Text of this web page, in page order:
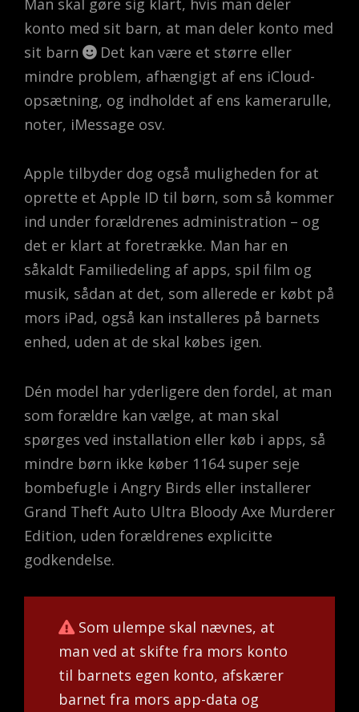
konto med sit barn, at man deler konto med
sit barn
Det kan være et større eller
mindre problem, afhængigt af ens iCloud-
opsætning, og indholdet af ens kamerarulle,
noter, iMessage osv.
Apple tilbyder dog også muligheden for at
oprette et Apple ID til børn, som så kommer
ind under forældrenes administration – og
det er klart at foretrække. Man har en
såkaldt Familiedeling af apps, spil film og
musik, sådan at det, som allerede er købt på
mors iPad, også kan installeres på barnets
enhed, uden at de skal købes igen.
Dén model har yderligere den fordel, at man
som forældre kan vælge, at man skal
spørges ved installation eller køb i apps, så
mindre børn ikke køber 1164 super seje
bombefugle i Angry Birds eller installerer
Grand Theft Auto Ultra Bloody Axe Murderer
Edition, uden forældrenes explicitte
godkendelse.
Som ulempe skal nævnes, at
man ved at skifte fra mors konto
til barnets egen konto, afskærer
barnet fra mors app-data og